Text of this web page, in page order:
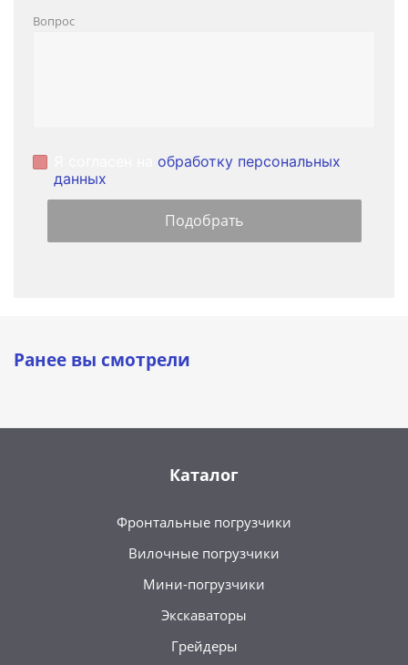
Вопрос
обработку персональных
данных
Ранее вы смотрели
Каталог
Фронтальные погрузчики
Вилочные погрузчики
Мини-погрузчики
Экскаваторы
Грейдеры